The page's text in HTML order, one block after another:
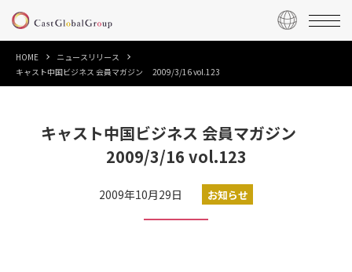
HOME
ニュースリリース
キャスト中国ビジネス 会員マガジン 2009/3/16 vol.123
キャスト中国ビジネス 会員マガジン
2009/3/16 vol.123
2009年10月29日 お知らせ